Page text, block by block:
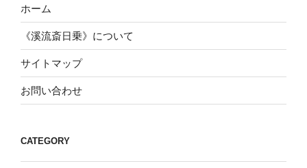
ホーム
《溪流斎日乗》について
サイトマップ
お問い合わせ
CATEGORY